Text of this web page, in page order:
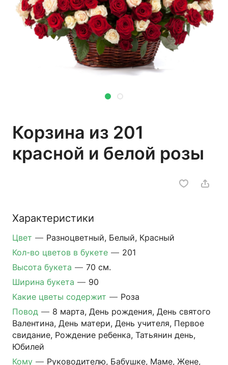
Корзина из 201
красной и белой розы
Характеристики
Цвет — Разноцветный, Белый, Красный
Кол-во цветов в букете — 201
Высота букета — 70 см.
Ширина букета — 90
Какие цветы содержит — Роза
Повод — 8 марта, День рождения, День святого
Валентина, День матери, День учителя, Первое
свидание, Рождение ребенка, Татьянин день,
Юбилей
Кому — Руководителю, Бабушке, Маме, Жене,